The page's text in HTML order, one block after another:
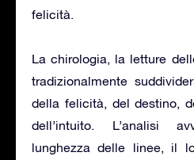
felicità.
La chirologia, la letture
tradizionalmente
della felicità, del destino,
dell’intuito. L’analisi
lunghezza delle linee, il